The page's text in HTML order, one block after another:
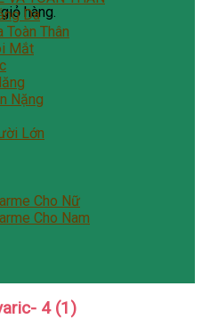
hàng.
Da
Toàn Thân
Mắt
Nặng
Lớn
Cho Nữ
Cho Nam
4 (1)